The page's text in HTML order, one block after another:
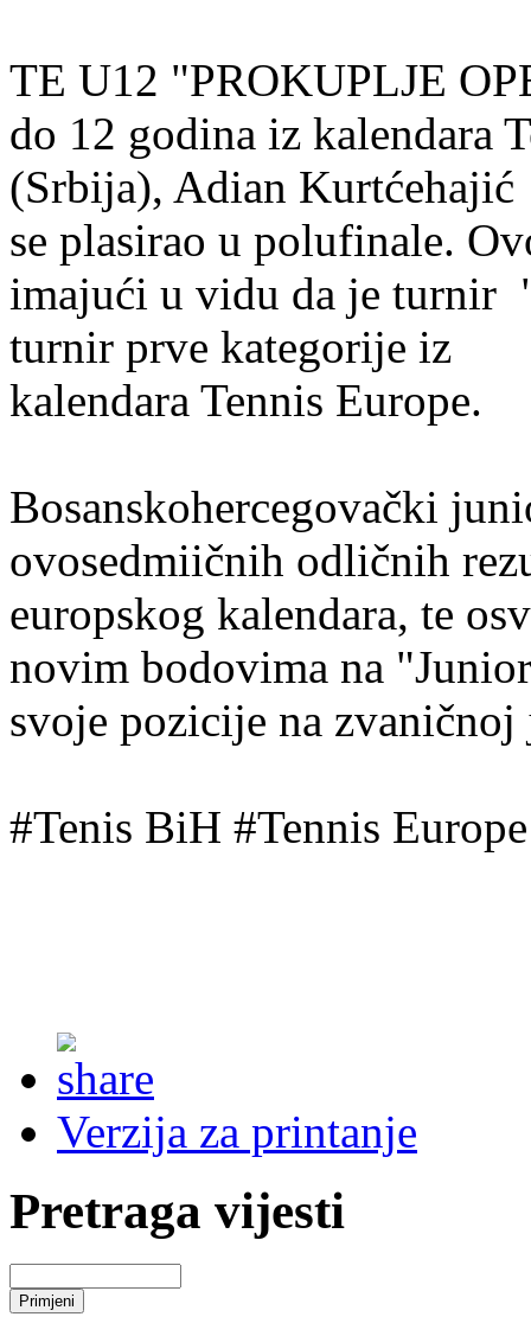
TE U12 "PROKUPLJE
do 12 godina iz kalendara
(Srbija), Adian Kurtćehajić
se plasirao u polufinale.
imajući u vidu da je turnir
turnir prve kategorije iz
kalendara Tennis Europe.
Bosanskohercegovački
ovosedmiičnih odličnih
europskog kalendara, te
novim bodovima na
svoje pozicije na
#Tenis BiH #Tennis
Verzija za printanje
Pretraga vijesti